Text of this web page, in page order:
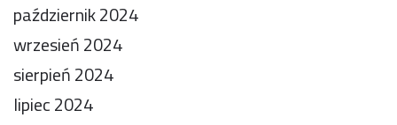
październik 2024
wrzesień 2024
sierpień 2024
lipiec 2024